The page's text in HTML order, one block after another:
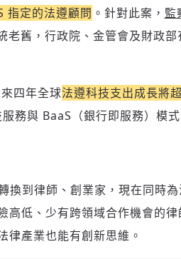
送到 的驗證碼
分鐘內有效)
章當作禮物
指定的法遵顧問 。針對此案， 監
老舊，行政院、金管會及財政
來四年全球法遵科技支出成長將
務與 BaaS（銀行即服務）模
到律師、創業家，現在同時
低、少有跨領域合作機會的律
律產業也能有創新思維。
清楚結構，讓多元領域交流更有脈絡化
角度的內容、觀點，以及言論
疇（皆註記來源）：
」視角，深入國際政經脈動
費會員專屬內容
員，即可擁有：